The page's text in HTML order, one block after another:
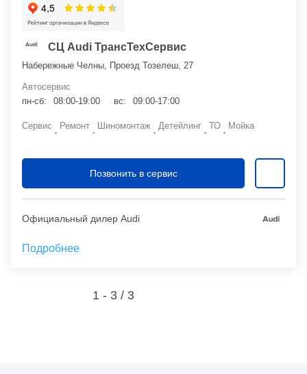
СЦ Audi ТрансТехСервис
Набережные Челны, Проезд Тозелеш, 27
Автосервис
пн-сб:
08:00-19:00 вс: 09:00-17:00
Сервис Ремонт Шиномонтаж Детейлинг ТО Мойка
Позвонить в сервис
Официальный дилер Audi
Подробнее
1 - 3 / 3